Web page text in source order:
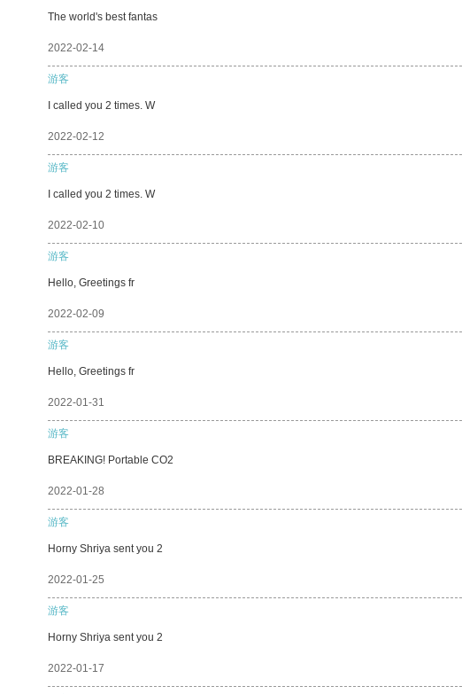
The world's best fantas
2022-02-14
游客
I called you 2 times. W
2022-02-12
游客
I called you 2 times. W
2022-02-10
游客
Hello, Greetings fr
2022-02-09
游客
Hello, Greetings fr
2022-01-31
游客
BREAKING! Portable CO2
2022-01-28
游客
Horny Shriya sent you 2
2022-01-25
游客
Horny Shriya sent you 2
2022-01-17